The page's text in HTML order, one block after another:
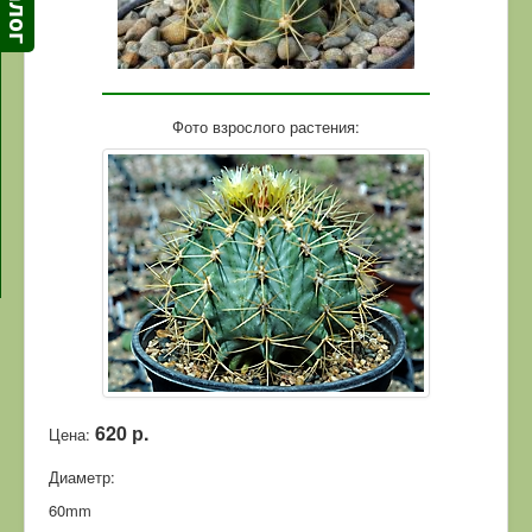
Фото взрослого растения:
Цена: 620 р.
Диаметр:
60mm